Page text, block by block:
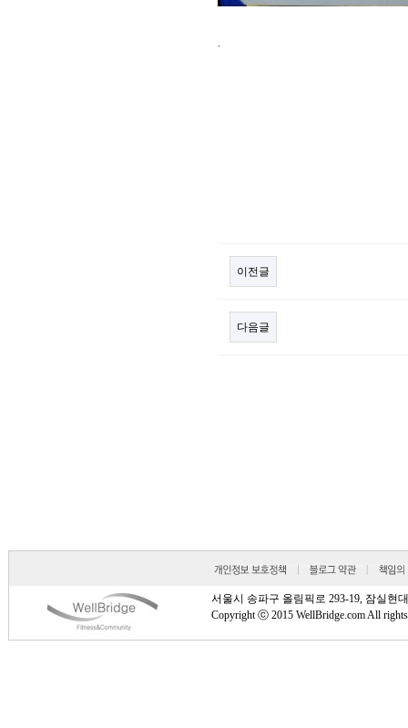
.
이전글
다음글
서울시 송파구 올림픽로 293-19, 잠실현
Copyright ⓒ 2015 WellBridge.com All rights